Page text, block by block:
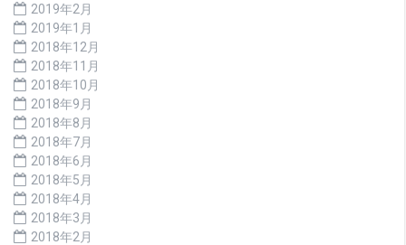
2019年2月
2019年1月
2018年12月
2018年11月
2018年10月
2018年9月
2018年8月
2018年7月
2018年6月
2018年5月
2018年4月
2018年3月
2018年2月